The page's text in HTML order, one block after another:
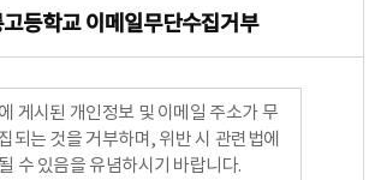
등학교 이메일무단수집거부
게시된 개인정보 및 이메일 주소가 무
되는 것을 거부하며, 위반 시 관련법에
수 있음을 유념하시기 바랍니다.